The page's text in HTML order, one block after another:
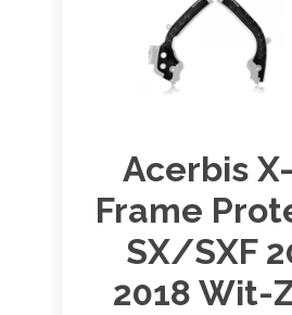
Acerbis
Frame
SX/SXF
2018 Wit-